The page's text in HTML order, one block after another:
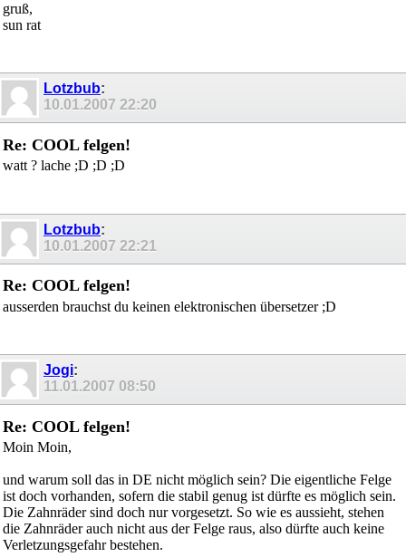
gruß,
sun rat
Lotzbub:
10.01.2007 22:20
Re: COOL felgen!
watt ? lache ;D ;D ;D
Lotzbub:
10.01.2007 22:21
Re: COOL felgen!
ausserden brauchst du keinen elektronischen übersetzer ;D
Jogi:
11.01.2007 08:50
Re: COOL felgen!
Moin Moin,
und warum soll das in DE nicht möglich sein? Die eigentliche Felge
ist doch vorhanden, sofern die stabil genug ist dürfte es möglich sein.
Die Zahnräder sind doch nur vorgesetzt. So wie es aussieht, stehen
die Zahnräder auch nicht aus der Felge raus, also dürfte auch keine
Verletzungsgefahr bestehen.